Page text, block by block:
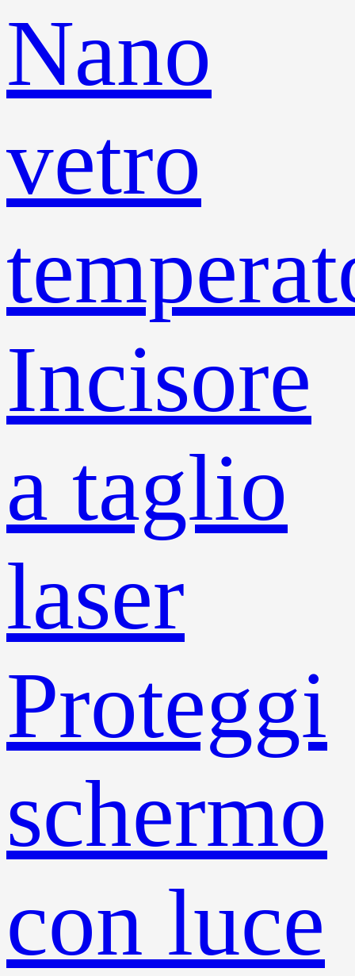
Nano
vetro
Incisore
a taglio
laser
Proteggi
schermo
con luce